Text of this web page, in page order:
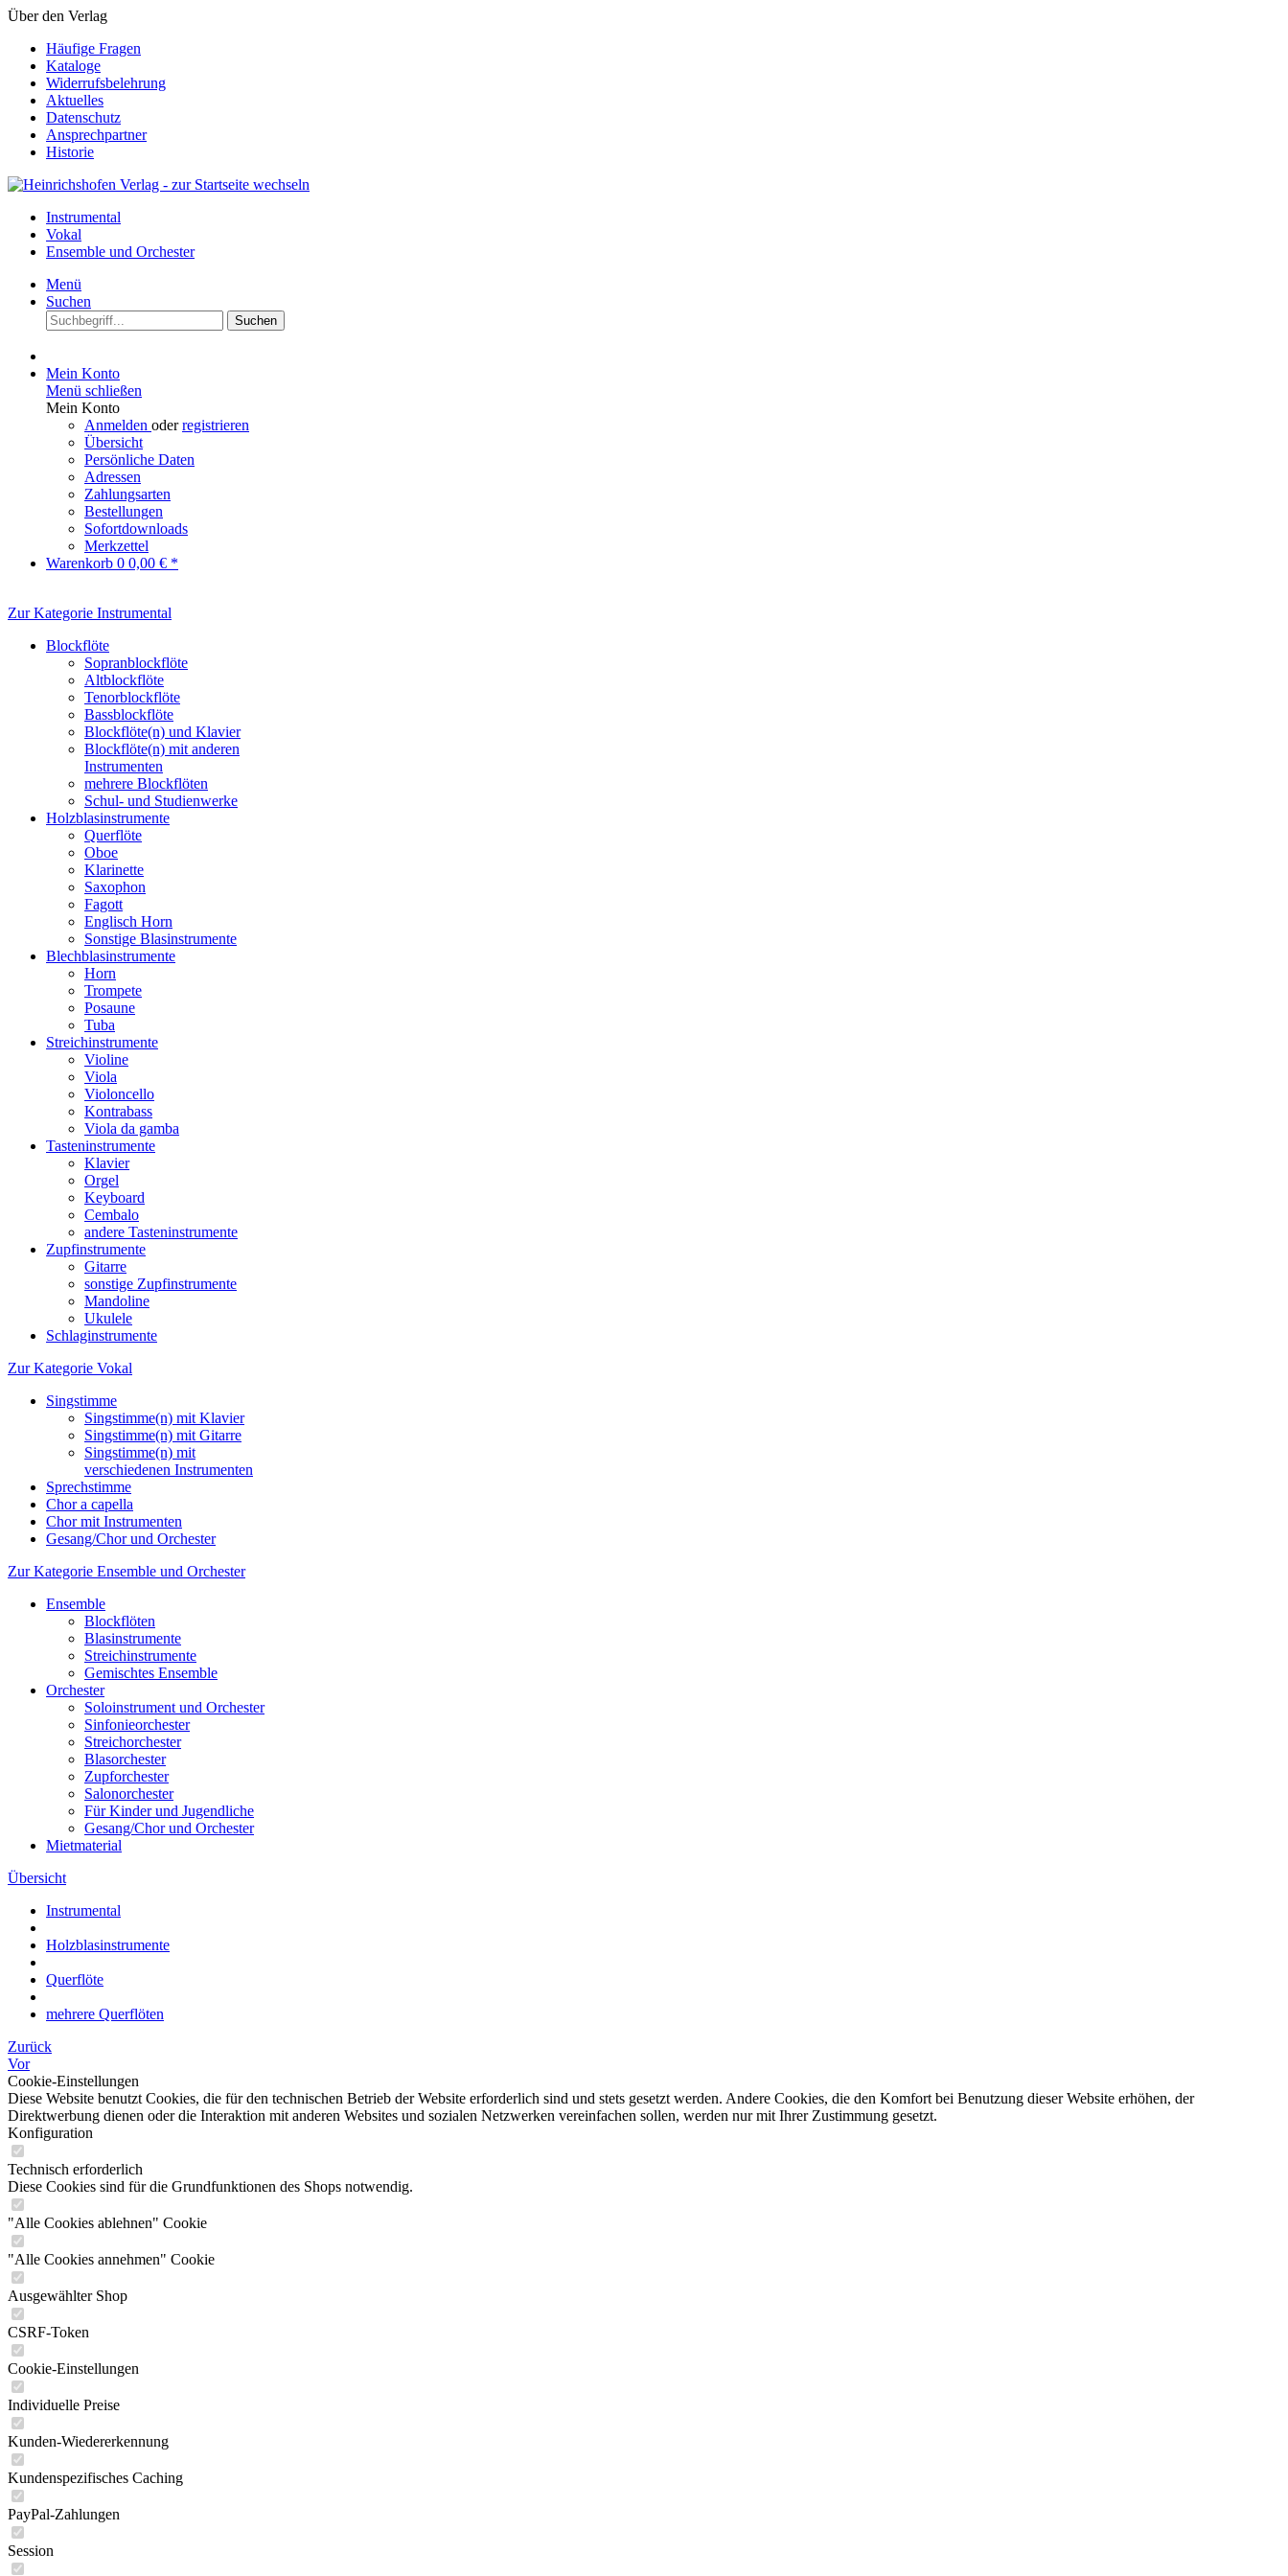
Über den Verlag
Häufige Fragen
Kataloge
Widerrufsbelehrung
Aktuelles
Datenschutz
Ansprechpartner
Historie
Instrumental
Vokal
Ensemble und Orchester
Menü
Suchen
Suchen
Mein Konto
Menü schließen
Mein Konto
Anmelden oderregistrieren
Übersicht
Persönliche Daten
Adressen
Zahlungsarten
Bestellungen
Sofortdownloads
Merkzettel
Warenkorb 0 0,00 € *
Zur Kategorie Instrumental
Blockflöte
Sopranblockflöte
Altblockflöte
Tenorblockflöte
Bassblockflöte
Blockflöte(n) und Klavier
Blockflöte(n) mit anderen
Instrumenten
mehrere Blockflöten
Schul- und Studienwerke
Holzblasinstrumente
Querflöte
Oboe
Klarinette
Saxophon
Fagott
Englisch Horn
Sonstige Blasinstrumente
Blechblasinstrumente
Horn
Trompete
Posaune
Tuba
Streichinstrumente
Violine
Viola
Violoncello
Kontrabass
Viola da gamba
Tasteninstrumente
Klavier
Orgel
Keyboard
Cembalo
andere Tasteninstrumente
Zupfinstrumente
Gitarre
sonstige Zupfinstrumente
Mandoline
Ukulele
Schlaginstrumente
Zur Kategorie Vokal
Singstimme
Singstimme(n) mit Klavier
Singstimme(n) mit Gitarre
Singstimme(n) mit
verschiedenen Instrumenten
Sprechstimme
Chor a capella
Chor mit Instrumenten
Gesang/Chor und Orchester
Zur Kategorie Ensemble und Orchester
Ensemble
Blockflöten
Blasinstrumente
Streichinstrumente
Gemischtes Ensemble
Orchester
Soloinstrument und Orchester
Sinfonieorchester
Streichorchester
Blasorchester
Zupforchester
Salonorchester
Für Kinder und Jugendliche
Gesang/Chor und Orchester
Mietmaterial
Übersicht
Instrumental
Holzblasinstrumente
Querflöte
mehrere Querflöten
Zurück
Vor
Cookie-Einstellungen
Diese Website benutzt Cookies, die für den technischen Betrieb der Website erforderlich sind und stets gesetzt werden. Andere Cookies, die den Komfort bei Benutzung dieser Website erhöhen, der
Direktwerbung dienen oder die Interaktion mit anderen Websites und sozialen Netzwerken vereinfachen sollen, werden nur mit Ihrer Zustimmung gesetzt.
Konfiguration
Technisch erforderlich
Diese Cookies sind für die Grundfunktionen des Shops notwendig.
"Alle Cookies ablehnen" Cookie
"Alle Cookies annehmen" Cookie
Ausgewählter Shop
CSRF-Token
Cookie-Einstellungen
Individuelle Preise
Kunden-Wiedererkennung
Kundenspezifisches Caching
PayPal-Zahlungen
Session